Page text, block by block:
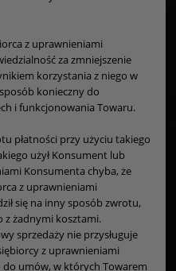
Sklepu.
z uprawnieniami
za zmniejszenie
korzystania z niego w
konieczny do
i funkcjonowania Towaru.
płatności przy użyciu takiego
użył Konsument lub
Konsumenta chyba, że
z uprawnieniami
się na inny sposób zwrotu,
z żadnymi kosztami.
sprzedaży nie przysługuje
z uprawnieniami
umów, w których Towarem